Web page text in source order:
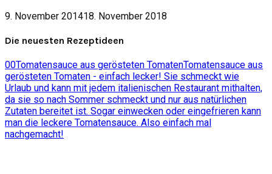
9. November 201418. November 2018
Die neuesten Rezeptideen
00Tomatensauce aus gerösteten TomatenTomatensauce aus
gerösteten Tomaten - einfach lecker! Sie schmeckt wie
Urlaub und kann mit jedem italienischen Restaurant mithalten,
da sie so nach Sommer schmeckt und nur aus natürlichen
Zutaten bereitet ist. Sogar einwecken oder eingefrieren kann
man die leckere Tomatensauce. Also einfach mal
nachgemacht!